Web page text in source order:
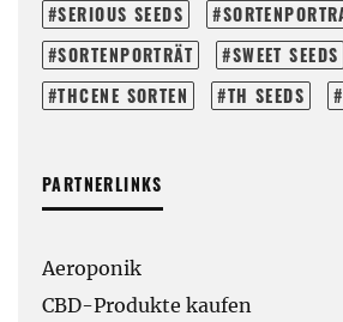
SERIOUS SEEDS
SORTENPORTRÄT
SWEET SEEDS
THCENE SORTEN
TH SEEDS
PARTNERLINKS
Aeroponik
CBD-Produkte kaufen